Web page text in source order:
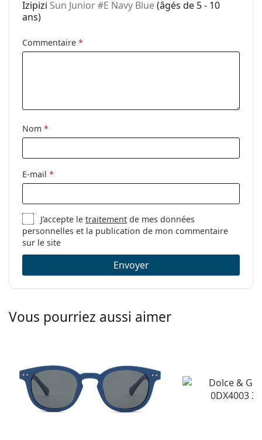
Utilisation:
Mode
Code:
correction:
Izipizi Sun Junior #E Navy Blue(âgés de 5 - 10
ans)
Commentaire *
Nom *
E-mail *
J’accepte letraitement de mes données
personnelles et la publication de mon commentaire
sur le site
Envoyer
Vous pourriez aussi aimer